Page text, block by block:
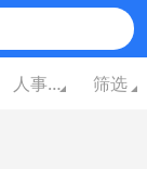
人事/行政/高级管理 筛选